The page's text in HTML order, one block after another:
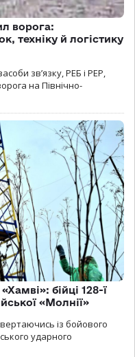
ворога:
техніку й логістику
зв’язку, РЕБ і РЕР,
на Північно-
бійці 128-ї
«Молнії»
із бойового
ударного